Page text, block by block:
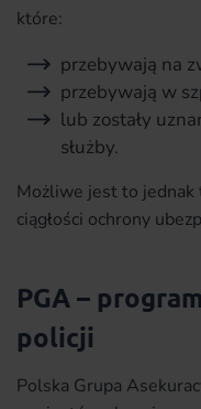
które:
przebywają na
przebywają w
lub zostały
służby.
Możliwe jest to jednak
ciągłości ochrony
PGA –
policji
Polska Grupa